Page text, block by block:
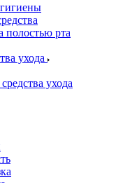
полостью рта
ухода
ухода